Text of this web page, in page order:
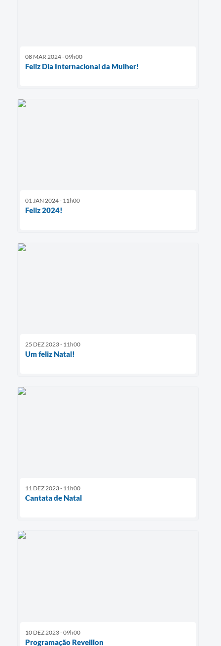
08 MAR 2024 - 09h00
Feliz Dia Internacional da Mulher!
01 JAN 2024 - 11h00
Feliz 2024!
25 DEZ 2023 - 11h00
Um feliz Natal!
11 DEZ 2023 - 11h00
Cantata de Natal
10 DEZ 2023 - 09h00
Programação Reveillon